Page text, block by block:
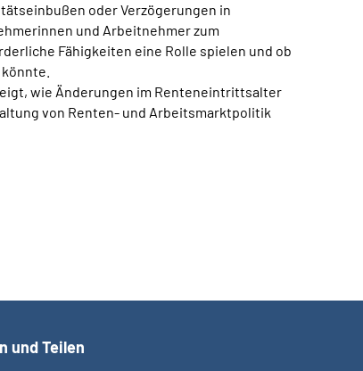
oder Verzögerungen in
und Arbeitnehmer zum
Fähigkeiten eine Rolle spielen und ob
wie Änderungen im Renteneintrittsalter
von Renten- und Arbeitsmarktpolitik
und Teilen